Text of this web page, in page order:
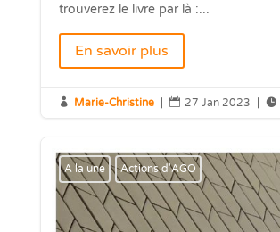
trouverez le livre par là :...
En savoir plus
 Marie-Christine |  27 Jan 2023 | 
A la une Actions d'AGO